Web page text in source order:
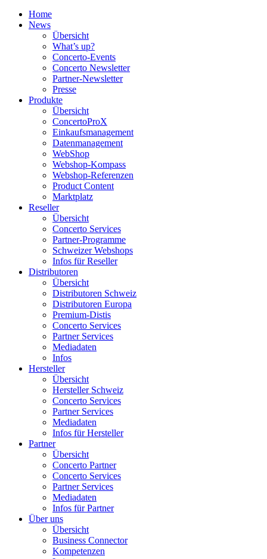
Home
News
Übersicht
What’s up?
Concerto-Events
Concerto Newsletter
Partner-Newsletter
Presse
Produkte
Übersicht
ConcertoProX
Einkaufsmanagement
Datenmanagement
WebShop
Webshop-Kompass
Webshop-Referenzen
Product Content
Marktplatz
Reseller
Übersicht
Concerto Services
Partner-Programme
Schweizer Webshops
Infos für Reseller
Distributoren
Übersicht
Distributoren Schweiz
Distributoren Europa
Premium-Distis
Concerto Services
Partner Services
Mediadaten
Infos
Hersteller
Übersicht
Hersteller Schweiz
Concerto Services
Partner Services
Mediadaten
Infos für Hersteller
Partner
Übersicht
Concerto Partner
Concerto Services
Partner Services
Mediadaten
Infos für Partner
Über uns
Übersicht
Business Connector
Kompetenzen